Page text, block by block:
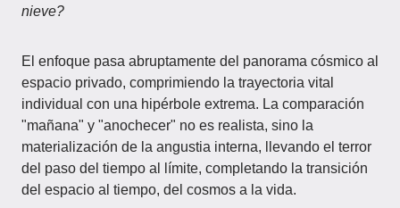
nieve?
El enfoque pasa abruptamente del panorama cósmico al
espacio privado, comprimiendo la trayectoria vital
individual con una hipérbole extrema. La comparación
"mañana" y "anochecer" no es realista, sino la
materialización de la angustia interna, llevando el terror
del paso del tiempo al límite, completando la transición
del espacio al tiempo, del cosmos a la vida.